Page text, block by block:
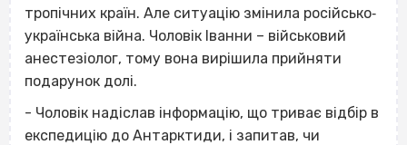
тропічних країн. Але ситуацію змінила російсько‐
українська війна. Чоловік Іванни – військовий
анестезіолог, тому вона вирішила прийняти
подарунок долі.
- Чоловік надіслав інформацію, що триває відбір в
експедицію до Антарктиди, і запитав, чи